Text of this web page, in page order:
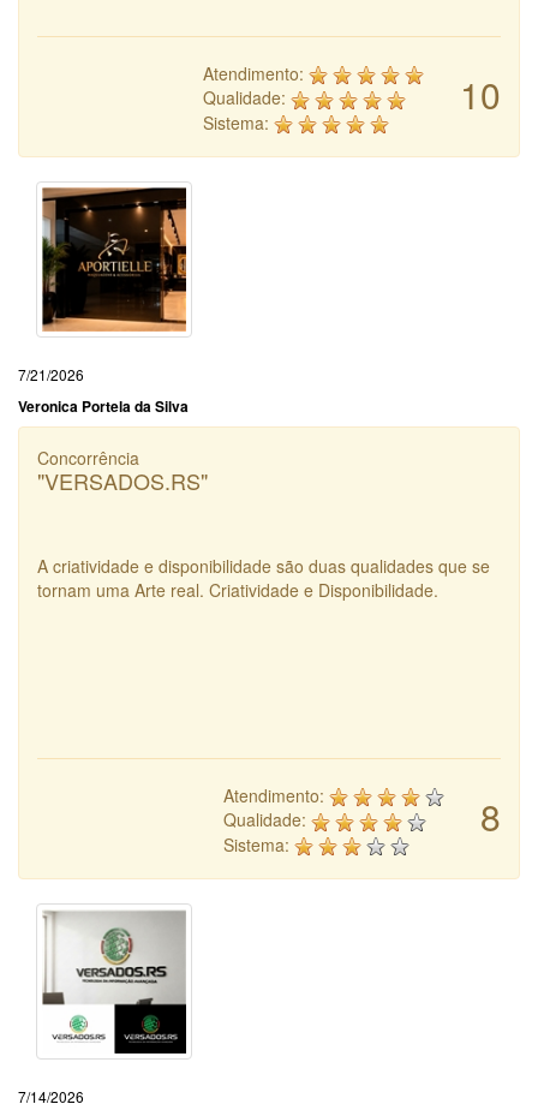
10
Atendimento:
Qualidade:
Sistema:
7/21/2026
Veronica Portela da Silva
Concorrência
"VERSADOS.RS"
A criatividade e disponibilidade são duas qualidades que se
tornam uma Arte real. Criatividade e Disponibilidade.
8
Atendimento:
Qualidade:
Sistema:
7/14/2026